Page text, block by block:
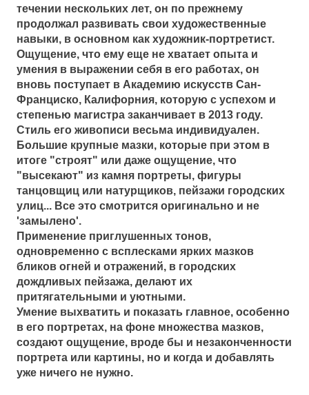
течении нескольких лет, он по прежнему
продолжал развивать свои художественные
навыки, в основном как художник-портретист.
Ощущение, что ему еще не хватает опыта и
умения в выражении себя в его работах, он
вновь поступает в Академию искусств Сан-
Франциско, Калифорния, которую с успехом и
степенью магистра заканчивает в 2013 году.
Стиль его живописи весьма индивидуален.
Большие крупные мазки, которые при этом в
итоге "строят" или даже ощущение, что
"высекают" из камня портреты, фигуры
танцовщиц или натурщиков, пейзажи городских
улиц... Все это смотрится оригинально и не
'замылено'.
Применение приглушенных тонов,
одновременно с всплесками ярких мазков
бликов огней и отражений, в городских
дождливых пейзажа, делают их
притягательными и уютными.
Умение выхватить и показать главное, особенно
в его портретах, на фоне множества мазков,
создают ощущение, вроде бы и незаконченности
портрета или картины, но и когда и добавлять
уже ничего не нужно.